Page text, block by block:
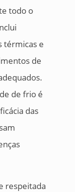
todo o
térmicas e
de
de frio é
das
respeitada